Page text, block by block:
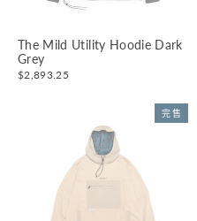
The Mild Utility Hoodie Dark
Grey
$2,893.25
完售